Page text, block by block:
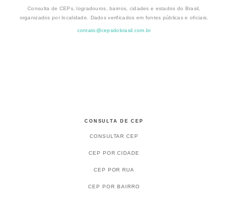
Consulta de CEPs, logradouros, bairros, cidades e estados do Brasil,
organizados por localidade. Dados verificados em fontes públicas e oficiais.
contato@cepsdobrasil.com.br
CONSULTA DE CEP
CONSULTAR CEP
CEP POR CIDADE
CEP POR RUA
CEP POR BAIRRO